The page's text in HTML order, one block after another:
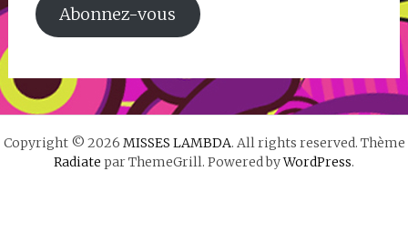
Abonnez-vous
Copyright © 2026 MISSES LAMBDA. All rights reserved. Thème
Radiate par ThemeGrill. Powered byWordPress.